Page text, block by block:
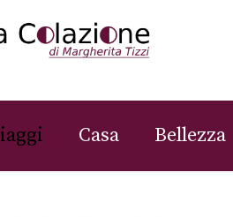
Casa Bellezza